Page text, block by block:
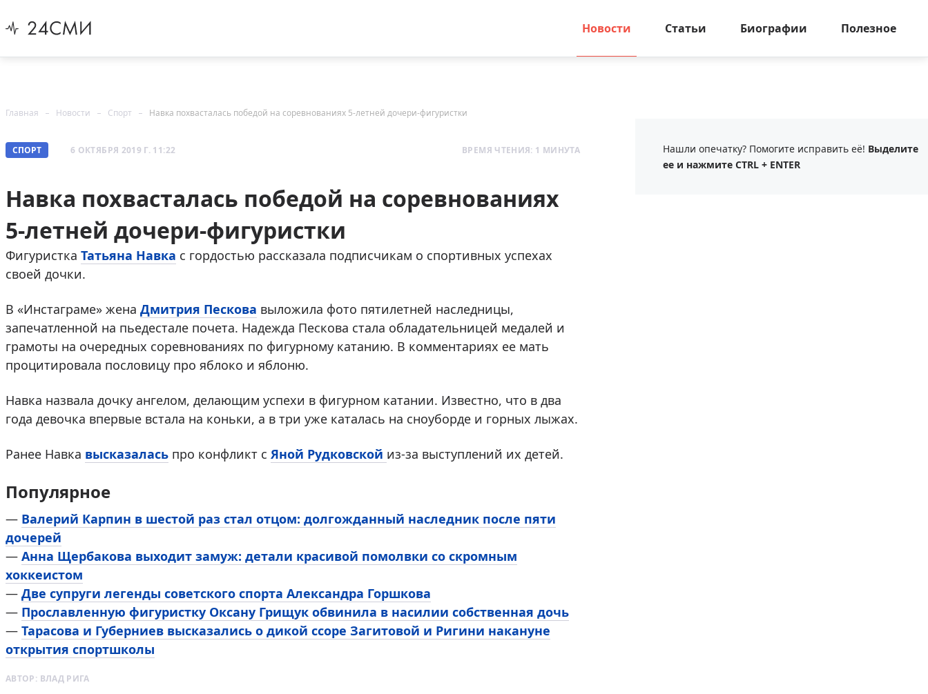
Новости Статьи Биографии Полезное
Главная Новости Спорт Навка похвасталась победой на соревнованиях 5-летней дочери-фигуристки
СПОРТ 6 ОКТЯБРЯ 2019 Г. 11:22 ВРЕМЯ ЧТЕНИЯ: 1 МИНУТА
Навка похвасталась победой на соревнованиях
5-летней дочери-фигуристки
Фигуристка Татьяна Навка с гордостью рассказала подписчикам о спортивных успехах
своей дочки.
В «Инстаграме» жена Дмитрия Пескова выложила фото пятилетней наследницы,
запечатленной на пьедестале почета. Надежда Пескова стала обладательницей медалей и
грамоты на очередных соревнованиях по фигурному катанию. В комментариях ее мать
процитировала пословицу про яблоко и яблоню.
Навка назвала дочку ангелом, делающим успехи в фигурном катании. Известно, что в два
года девочка впервые встала на коньки, а в три уже каталась на сноуборде и горных лыжах.
Ранее Навка высказалась про конфликт с Яной Рудковской из-за выступлений их детей.
Популярное
— Валерий Карпин в шестой раз стал отцом: долгожданный наследник после пяти
дочерей
— Анна Щербакова выходит замуж: детали красивой помолвки со скромным
хоккеистом
— Две супруги легенды советского спорта Александра Горшкова
— Прославленную фигуристку Оксану Грищук обвинила в насилии собственная дочь
— Тарасова и Губерниев высказались о дикой ссоре Загитовой и Ригини накануне
открытия спортшколы
АВТОР: ВЛАД РИГА
Нашли опечатку? Помогите исправить её! Выделите
ее и нажмите CTRL + ENTER